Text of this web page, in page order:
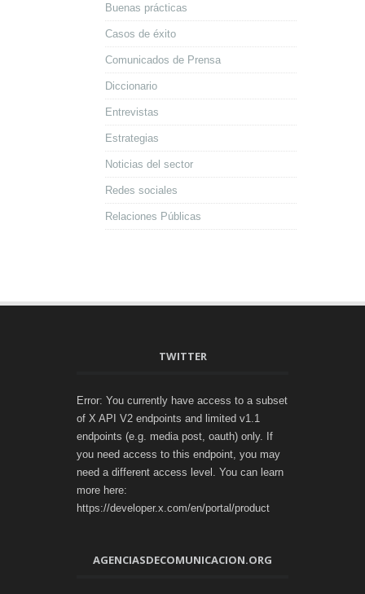
Buenas prácticas
Casos de éxito
Comunicados de Prensa
Diccionario
Entrevistas
Estrategias
Noticias del sector
Redes sociales
Relaciones Públicas
TWITTER
Error: You currently have access to a subset
of X API V2 endpoints and limited v1.1
endpoints (e.g. media post, oauth) only. If
you need access to this endpoint, you may
need a different access level. You can learn
more here:
https://developer.x.com/en/portal/product
AGENCIASDECOMUNICACION.ORG